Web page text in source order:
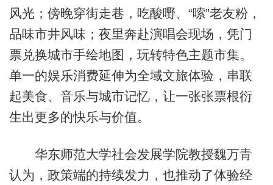
风光；傍晚穿街走巷，吃酸嘢、“嗦”老友粉，
品味市井风味；夜里奔赴演唱会现场，凭门
票兑换城市手绘地图，玩转特色主题市集。
单一的娱乐消费延伸为全域文旅体验，串联
起美食、音乐与城市记忆，让一张张票根衍
生出更多的快乐与价值。
华东师范大学社会发展学院教授魏万青
认为，政策端的持续发力，也推动了体验经